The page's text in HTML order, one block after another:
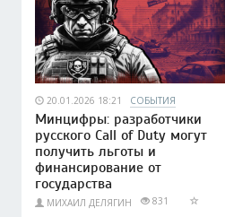
20.01.2026 18:21 СОБЫТИЯ
Минцифры: разработчики
русского Call of Duty могут
получить льготы и
финансирование от
государства
МИХАИЛ ДЕЛЯГИН 831